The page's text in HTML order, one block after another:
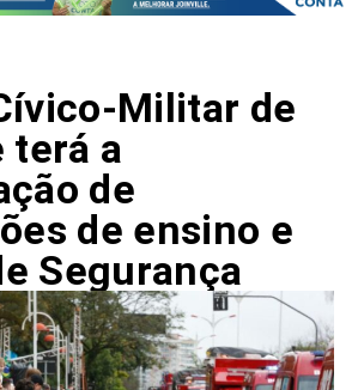
Militar de
terá a
de
de ensino e
Segurança